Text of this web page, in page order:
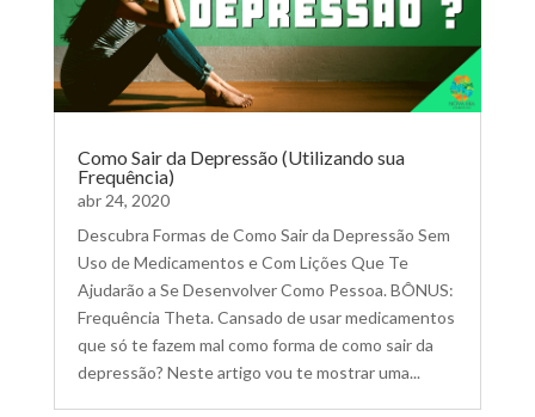
Como Sair da Depressão (Utilizando sua
Frequência)
abr 24, 2020
Descubra Formas de Como Sair da Depressão Sem
Uso de Medicamentos e Com Lições Que Te
Ajudarão a Se Desenvolver Como Pessoa. BÔNUS:
Frequência Theta. Cansado de usar medicamentos
que só te fazem mal como forma de como sair da
depressão? Neste artigo vou te mostrar uma...